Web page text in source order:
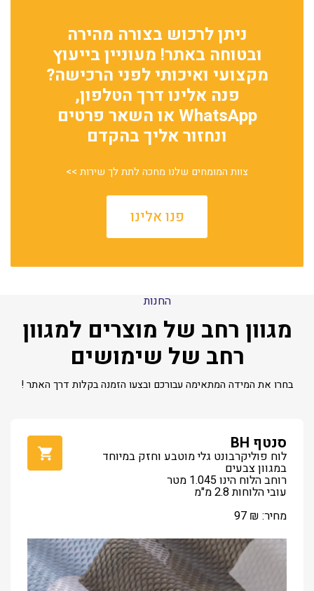
ניתן לרכוש בצורה מהירה
ובטוחה באתר! מעוניין בייעוץ
מקצועי ואיכותי לפני הרכישה?
פנה אלינו דרך הטלפון,
WhatsApp או השאר פרטים
ונחזור אליך בהקדם
צוות המומחים שלנו מחכה לתת לך שירות >>
פנו אלינו
החנות
מגוון רחב של מוצרים למגוון
רחב של שימושים
בחרו את המידה המתאימה עבורכם ובצעו הזמנה בקלות דרך האתר !
סנטף BH
לוח פוליקרבונט גלי מוטבע וחזק במיוחד
במגוון צבעים
רוחב הלוח הינו 1.045 מטר
עובי הלוחות 2.8 מ"מ
מחיר:
97 ₪